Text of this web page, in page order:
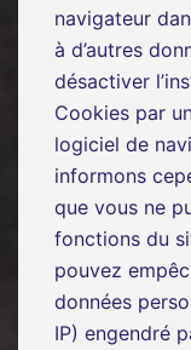
navigateur
à d’autres
désactiver
Cookies par
logiciel de
informons
que vous ne
fonctions du
pouvez
données
IP) engendré